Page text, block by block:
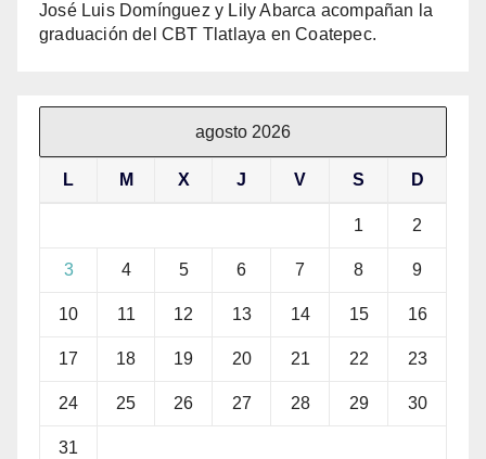
José Luis Domínguez y Lily Abarca acompañan la
graduación del CBT Tlatlaya en Coatepec.
agosto 2026
L M X J V S D
1 2
3 4 5 6 7 8 9
10 11 12 13 14 15 16
17 18 19 20 21 22 23
24 25 26 27 28 29 30
31